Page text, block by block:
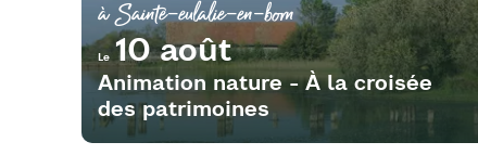
à Sainte-eulalie-en-born
Le10 août
Animation nature - À la croisée
des patrimoines